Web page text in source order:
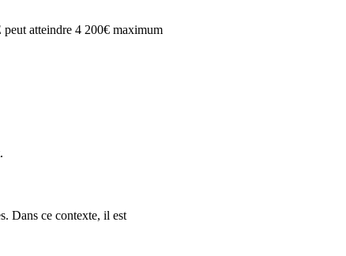
atteindre 4 200€ maximum
Dans ce contexte, il est